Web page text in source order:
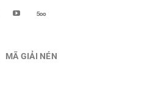
MÃ GIẢI NÉN